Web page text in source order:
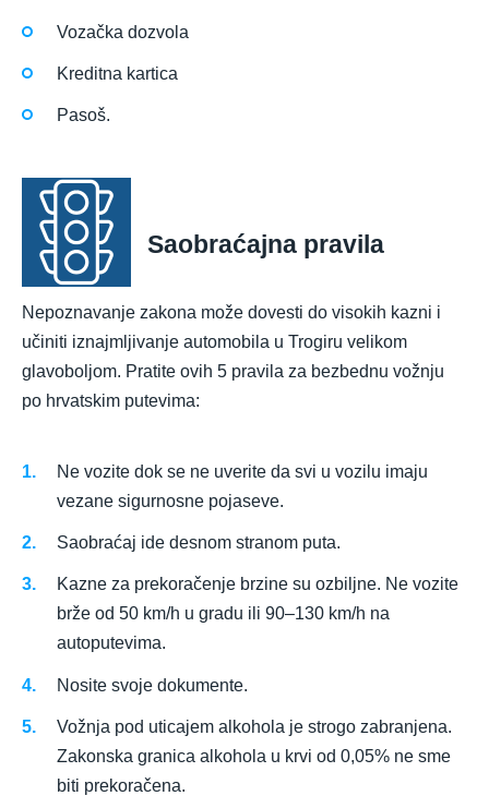
Vozačka dozvola
Kreditna kartica
Pasoš.
Saobraćajna pravila
Nepoznavanje zakona može dovesti do visokih kazni i
učiniti iznajmljivanje automobila u Trogiru velikom
glavoboljom. Pratite ovih 5 pravila za bezbednu vožnju
po hrvatskim putevima:
Ne vozite dok se ne uverite da svi u vozilu imaju
vezane sigurnosne pojaseve.
Saobraćaj ide desnom stranom puta.
Kazne za prekoračenje brzine su ozbiljne. Ne vozite
brže od 50 km/h u gradu ili 90–130 km/h na
autoputevima.
Nosite svoje dokumente.
Vožnja pod uticajem alkohola je strogo zabranjena.
Zakonska granica alkohola u krvi od 0,05% ne sme
biti prekoračena.